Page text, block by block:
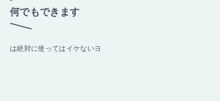
何でもできます
は絶対に使ってはイケないヨ